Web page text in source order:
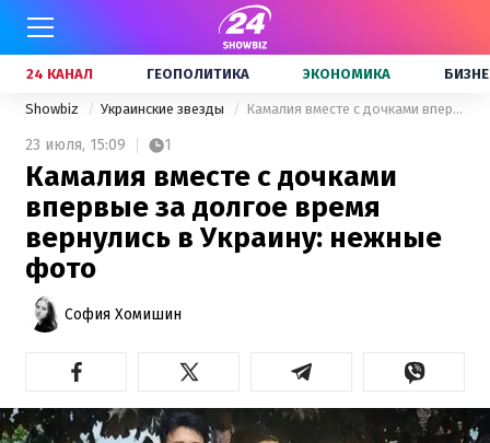
24 КАНАЛ ГЕОПОЛИТИКА ЭКОНОМИКА
Showbiz Украинские звезды Камалия вместе с дочками впервые за долгое время вернулись в Украину: нежные фото
23 июля, 15:09 1
Камалия вместе с дочками
впервые за долгое время
вернулись в Украину: нежные
фото
София Хомишин